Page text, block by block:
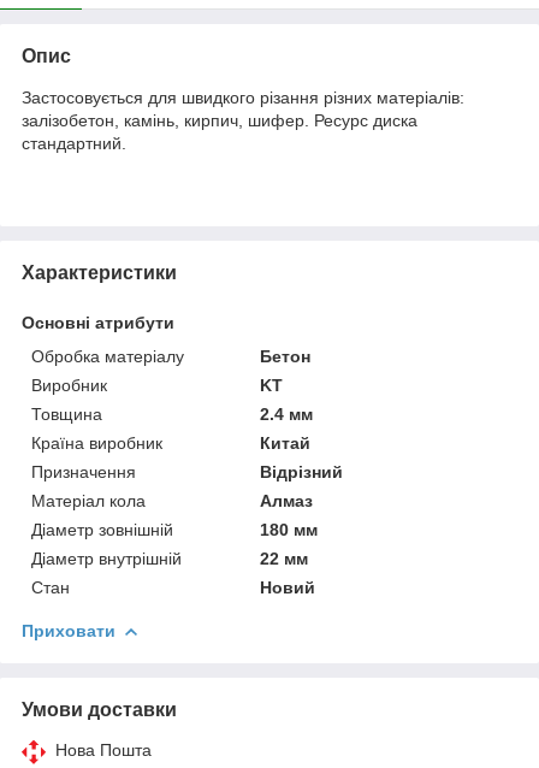
Опис
Застосовується для швидкого різання різних матеріалів:
залізобетон, камінь, кирпич, шифер. Ресурс диска
стандартний.
Характеристики
Основні атрибути
Обробка матеріалу
Бетон
Виробник
KT
Товщина
2.4 мм
Країна виробник
Китай
Призначення
Відрізний
Матеріал кола
Алмаз
Діаметр зовнішній
180 мм
Діаметр внутрішній
22 мм
Стан
Новий
Приховати
Умови доставки
Нова Пошта